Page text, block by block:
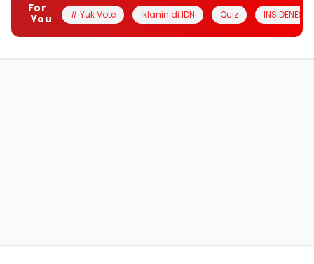
For
You
# Yuk Vote Iklanin di IDN Quiz INSIDENESIA